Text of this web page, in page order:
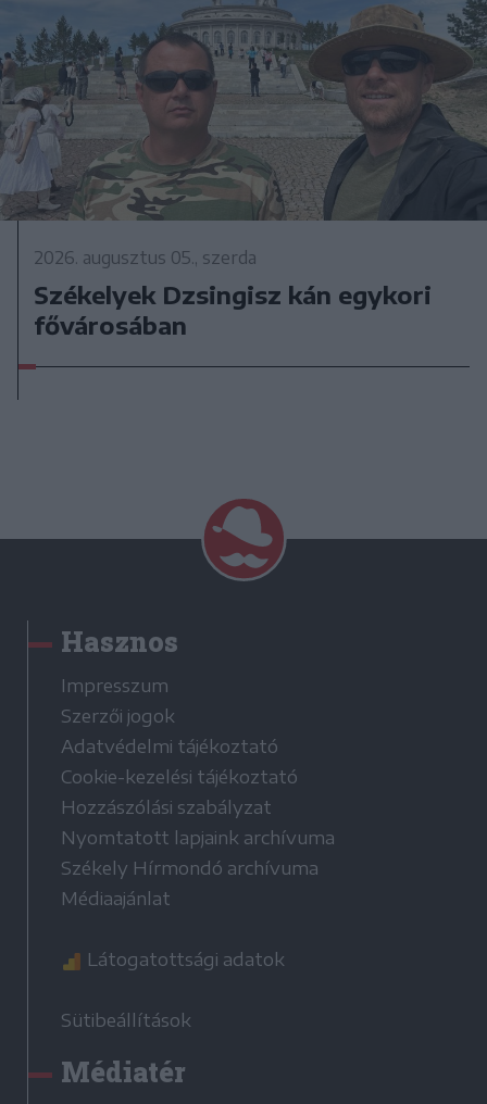
2026. augusztus 05., szerda
Székelyek Dzsingisz kán egykori
fővárosában
Hasznos
Impresszum
Szerzői jogok
Adatvédelmi tájékoztató
Cookie-kezelési tájékoztató
Hozzászólási szabályzat
Nyomtatott lapjaink archívuma
Székely Hírmondó archívuma
Médiaajánlat
Látogatottsági adatok
Sütibeállítások
Médiatér